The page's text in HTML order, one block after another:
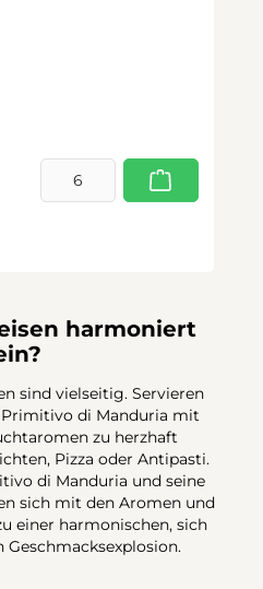
harmoniert
sind vielseitig. Servieren
di Manduria mit
zu herzhaft
Pizza oder Antipasti.
di Manduria und seine
sich mit den Aromen und
einer harmonischen, sich